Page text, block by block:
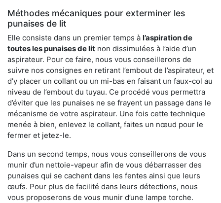
Méthodes mécaniques pour exterminer les
punaises de lit
Elle consiste dans un premier temps à l’aspiration de
toutes les punaises de lit non dissimulées à l’aide d’un
aspirateur. Pour ce faire, nous vous conseillerons de
suivre nos consignes en retirant l’embout de l’aspirateur, et
d’y placer un collant ou un mi-bas en faisant un faux-col au
niveau de l’embout du tuyau. Ce procédé vous permettra
d’éviter que les punaises ne se frayent un passage dans le
mécanisme de votre aspirateur. Une fois cette technique
menée à bien, enlevez le collant, faites un nœud pour le
fermer et jetez-le.
Dans un second temps, nous vous conseillerons de vous
munir d’un nettoie-vapeur afin de vous débarrasser des
punaises qui se cachent dans les fentes ainsi que leurs
œufs. Pour plus de facilité dans leurs détections, nous
vous proposerons de vous munir d’une lampe torche.